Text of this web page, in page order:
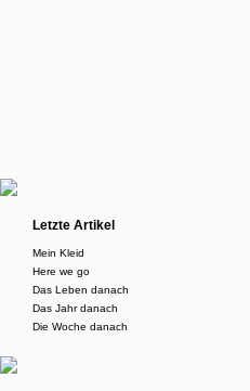
Letzte Artikel
Mein Kleid
Here we go
Das Leben danach
Das Jahr danach
Die Woche danach